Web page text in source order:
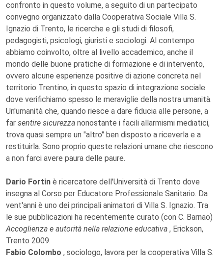
confronto in questo volume, a seguito di un partecipato
convegno organizzato dalla Cooperativa Sociale Villa S.
Ignazio di Trento, le ricerche e gli studi di filosofi,
pedagogisti, psicologi, giuristi e sociologi. Al contempo
abbiamo coinvolto, oltre al livello accademico, anche il
mondo delle buone pratiche di formazione e di intervento,
ovvero alcune esperienze positive di azione concreta nel
territorio Trentino, in questo spazio di integrazione sociale
dove verifichiamo spesso le meraviglie della nostra umanità.
Un'umanità che, quando riesce a dare fiducia alle persone, a
far sentire sicurezza nonostante i facili allarmismi mediatici,
trova quasi sempre un "altro" ben disposto a riceverla e a
restituirla. Sono proprio queste relazioni umane che riescono
a non farci avere paura delle paure.
Dario Fortin è ricercatore dell'Università di Trento dove
insegna al Corso per Educatore Professionale Sanitario. Da
vent'anni è uno dei principali animatori di Villa S. Ignazio. Tra
le sue pubblicazioni ha recentemente curato (con C. Barnao)
Accoglienza e autorità nella relazione educativa , Erickson,
Trento 2009.
Fabio Colombo , sociologo, lavora per la cooperativa Villa S.